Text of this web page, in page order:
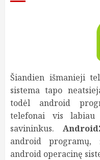
Šiandien išmanieji
sistema tapo
todėl android
telefonai vis labiau
savininkus.
android
android operacinę